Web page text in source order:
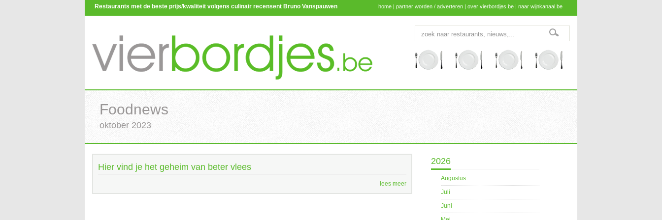
Restaurants met de beste prijs/kwaliteit volgens culinair recensent Bruno Vanspauwen home | partner worden / adverteren | over vierbordjes.be | naar wijnkanaal.be
Foodnews
oktober 2023
Hier vind je het geheim van beter vlees
lees meer
2026
Augustus
Juli
Juni